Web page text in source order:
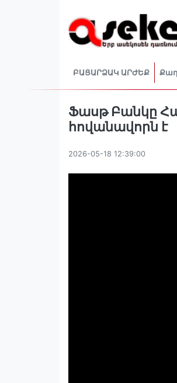
ԲԱՑԱՐՁԱԿ ԱՐԺԵՔ
Ֆասթ Բանկը
հովանավորն է
2026-05-18 12:39:00